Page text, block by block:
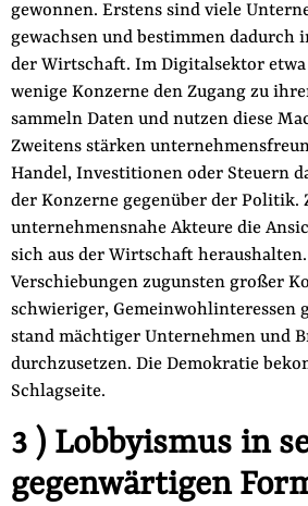
gewonnen. Erstens sind viele
gewachsen und bestim­men dadurch
der Wirtschaft. Im Digital­sektor
wenige Konzerne den Zugang zu
sammeln Daten und nutzen diese
Zweitens stärken
Handel, Investitionen oder Steuern
der Kon­zerne gegenüber der Politik.
unternehmens­nahe Akteure die
sich aus der Wirtschaft heraushalten.
Verschiebungen zugunsten großer
schwieriger, Gemeinwohlinteressen
stand mächtiger Unternehmen und
durchzusetzen. Die Demokratie
Schlagseite.
3 ) Lobbyismus in
gegenwärtigen